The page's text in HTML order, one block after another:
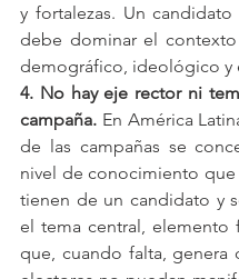
y fortalezas. Un
debe dominar el contexto
demográfico, ideológico y
4. No hay eje rector ni
campaña. En América
de las campañas se
nivel de conocimiento que
tienen de un candidato y
el tema central, elemento
que, cuando falta, genera